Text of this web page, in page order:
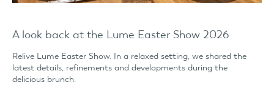
A look back at the Lume Easter Show 2026
Relive Lume Easter Show. In a relaxed setting, we shared the
latest details, refinements and developments during the
delicious brunch.